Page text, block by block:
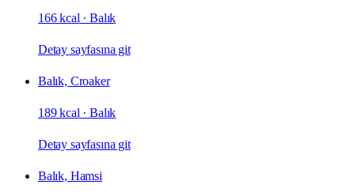
166 kcal ·Balık
Detay sayfasına git
Balık, Croaker
189 kcal ·Balık
Detay sayfasına git
Balık, Hamsi